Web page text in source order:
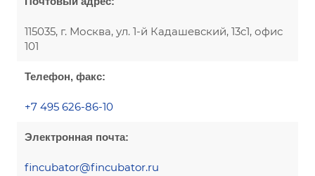
115035, г. Москва, ул. 1-й Кадашевский, 13с1, офис
101
Телефон, факс:
+7 495 626-86-10
Электронная почта:
fincubator@fincubator.ru